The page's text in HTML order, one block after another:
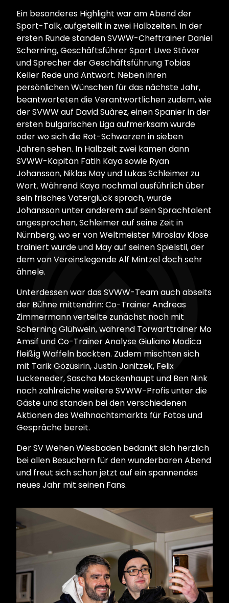
Ein besonderes Highlight war am Abend der
Sport-Talk, aufgeteilt in zwei Halbzeiten. In der
ersten Runde standen SVWW-Cheftrainer Daniel
Scherning, Geschäftsführer Sport Uwe Stöver
und Sprecher der Geschäftsführung Tobias
Keller Rede und Antwort. Neben ihren
persönlichen Wünschen für das nächste Jahr,
beantworteten die Verantwortlichen zudem, wie
der SVWW auf David Suàrez, einen Spanier in der
ersten bulgarischen Liga aufmerksam wurde
oder wo sich die Rot-Schwarzen in sieben
Jahren sehen. In Halbzeit zwei kamen dann
SVWW-Kapitän Fatih Kaya sowie Ryan
Johansson, Niklas May und Lukas Schleimer zu
Wort. Während Kaya nochmal ausführlich über
sein frisches Vaterglück sprach, wurde
Johansson unter anderem auf sein Sprachtalent
angesprochen, Schleimer auf seine Zeit in
Nürnberg, wo er von Weltmeister Miroslav Klose
trainiert wurde und May auf seinen Spielstil, der
dem von Vereinslegende Alf Mintzel doch sehr
ähnele.
Unterdessen war das SVWW-Team auch abseits
der Bühne mittendrin: Co-Trainer Andreas
Zimmermann verteilte zunächst noch mit
Scherning Glühwein, während Torwarttrainer Mo
Amsif und Co-Trainer Analyse Giuliano Modica
fleißig Waffeln backten. Zudem mischten sich
mit Tarik Gözüsirin, Justin Janitzek, Felix
Luckeneder, Sascha Mockenhaupt und Ben Nink
noch zahlreiche weitere SVWW-Profis unter die
Gäste und standen bei den verschiedenen
Aktionen des Weihnachtsmarkts für Fotos und
Gespräche bereit.
Der SV Wehen Wiesbaden bedankt sich herzlich
bei allen Besuchern für den wunderbaren Abend
und freut sich schon jetzt auf ein spannendes
neues Jahr mit seinen Fans.